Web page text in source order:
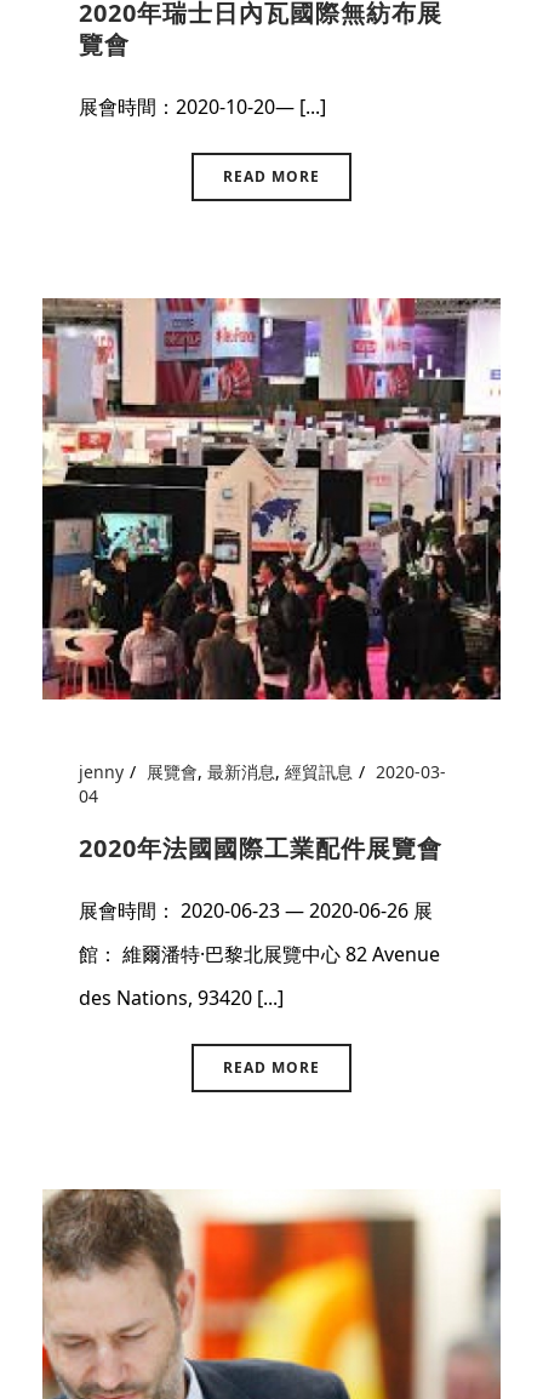
2020年瑞士日內瓦國際無紡布展
覽會
展會時間：2020-10-20— [...]
READ MORE
jenny 展覽會, 最新消息, 經貿訊息
2020-03-
04
2020年法國國際工業配件展覽會
展會時間： 2020-06-23 — 2020-06-26 展
館： 維爾潘特·巴黎北展覽中心 82 Avenue
des Nations, 93420 [...]
READ MORE